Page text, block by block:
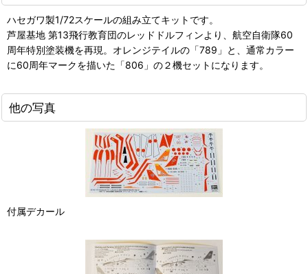
ハセガワ製1/72スケールの組み立てキットです。
芦屋基地 第13飛行教育団のレッドドルフィンより、航空自衛隊60
周年特別塗装機を再現。オレンジテイルの「789」と、通常カラー
に60周年マークを描いた「806」の２機セットになります。
他の写真
付属デカール